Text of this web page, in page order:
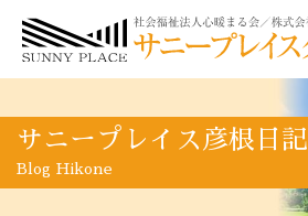
サニープレイス彦根日記
Blog Hikone